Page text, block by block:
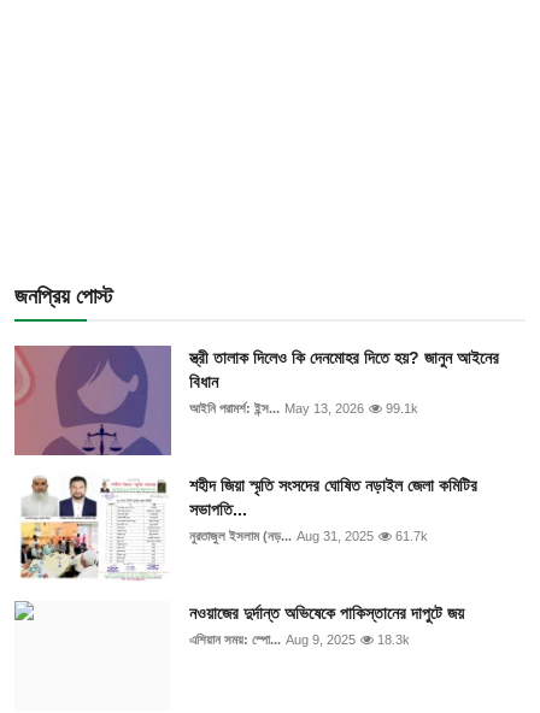
জনপ্রিয় পোস্ট
স্ত্রী তালাক দিলেও কি দেনমোহর দিতে হয়? জানুন আইনের
বিধান
আইনি পরামর্শ: ইন্স... May 13, 2026 99.1k
শহীদ জিয়া স্মৃতি সংসদের ঘোষিত নড়াইল জেলা কমিটির
সভাপতি...
নুরতাজুল ইসলাম (নড়... Aug 31, 2025 61.7k
নওয়াজের দুর্দান্ত অভিষেকে পাকিস্তানের দাপুটে জয়
এশিয়ান সময়: স্পো... Aug 9, 2025 18.3k